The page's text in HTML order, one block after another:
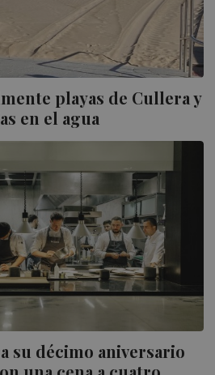
playas de Cullera y
en el agua
su décimo aniversario